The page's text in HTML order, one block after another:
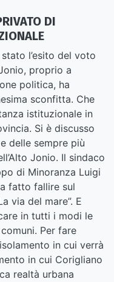
DI
l’esito del voto
proprio a
politica, ha
sconfitta. Che
istituzionale in
Si è discusso
delle sempre più
Jonio. Il sindaco
di Minoranza Luigi
fatto fallire sul
via del mare”. E
in tutti i modi le
Per fare
in cui verrà
in cui Corigliano
realtà urbana